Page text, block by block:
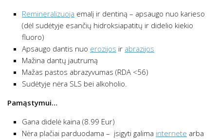
Remineralizuoja emalį ir dentiną – apsaugo nuo karieso
(dėl sudėtyje esančių hidroksiapatitų ir didelio kiekio
fluoro)
Apsaugo dantis nuo erozijos ir abrazijos
Mažina dantų jautrumą
Mažas pastos abrazyvumas (RDA <56)
Sudėtyje nėra SLS bei alkoholio.
Pamąstymui…
Gana didelė kaina (8.99 Eur)
Nėra plačiai parduodama – įsigyti galima internete arba